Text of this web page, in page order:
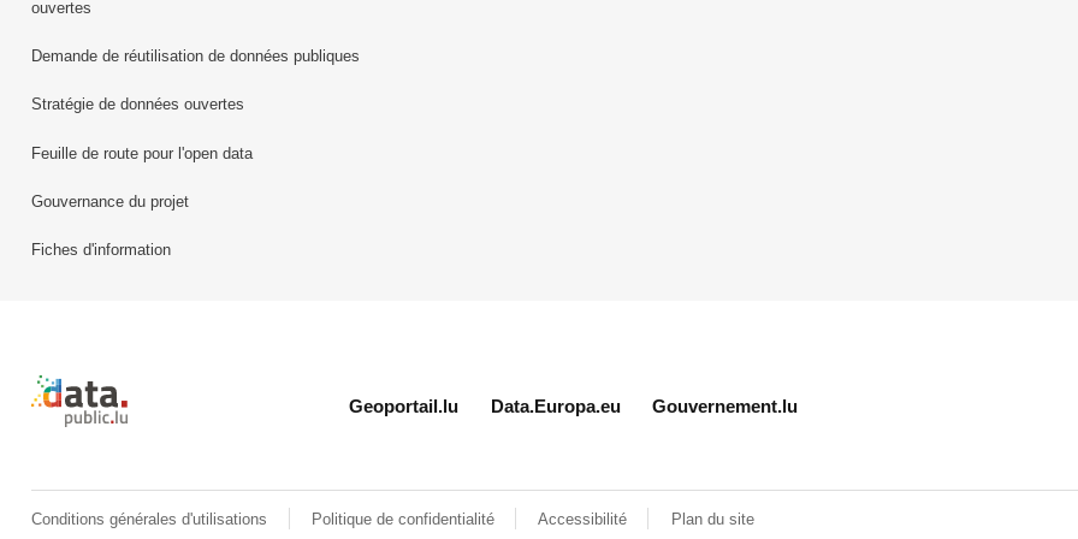
ouvertes
Demande de réutilisation de données publiques
Stratégie de données ouvertes
Feuille de route pour l'open data
Gouvernance du projet
Fiches d'information
Retour à l'accueil de data.public.lu
Geoportail.lu Data.Europa.eu Gouvernement.lu
Conditions générales d'utilisations Politique de confidentialité Accessibilité Plan du site